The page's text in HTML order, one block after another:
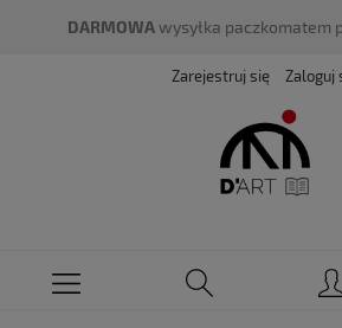
DARMOWAwysyłka paczkomatem
Zarejestruj się Zaloguj